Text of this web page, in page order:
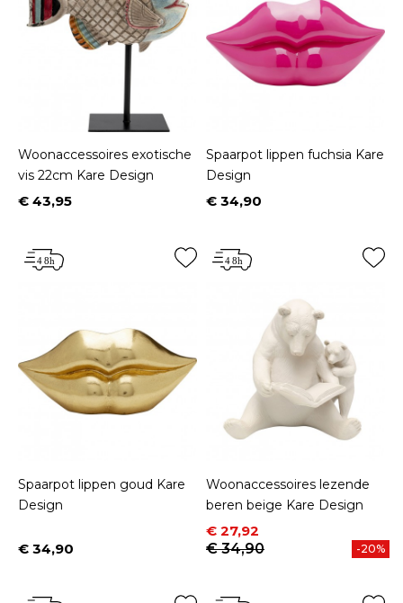
Woonaccessoires exotische
vis 22cm Kare Design
Prijs
€ 43,95
Spaarpot lippen fuchsia Kare
Design
Prijs
€ 34,90
Spaarpot lippen goud Kare
Design
Prijs
€ 34,90
Woonaccessoires lezende
beren beige Kare Design
Prijs
€ 27,92
Normale prijs
€ 34,90
-20%